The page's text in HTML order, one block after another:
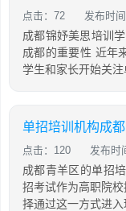
点击：72 发布时
成都锦妤美思培训
成都的重要性 近年
学生和家长开始关
点击：120 发布时
成都青羊区的单招
招考试作为高职院
择通过这一方式进